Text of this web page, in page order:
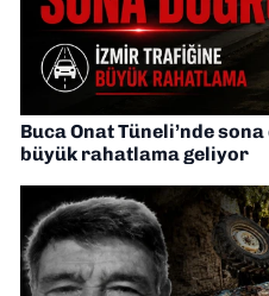
Buca Onat Tüneli’nde
büyük rahatlama geliyor